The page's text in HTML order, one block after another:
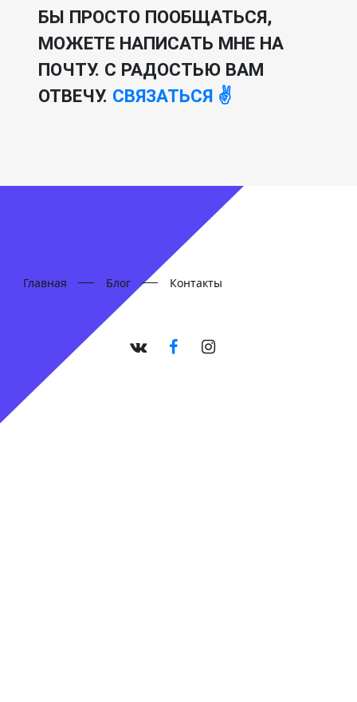
БЫ ПРОСТО ПООБЩАТЬСЯ,
МОЖЕТЕ НАПИСАТЬ МНЕ НА
ПОЧТУ. С РАДОСТЬЮ ВАМ
ОТВЕЧУ. СВЯЗАТЬСЯ ✌️
Главная Блог Контакты